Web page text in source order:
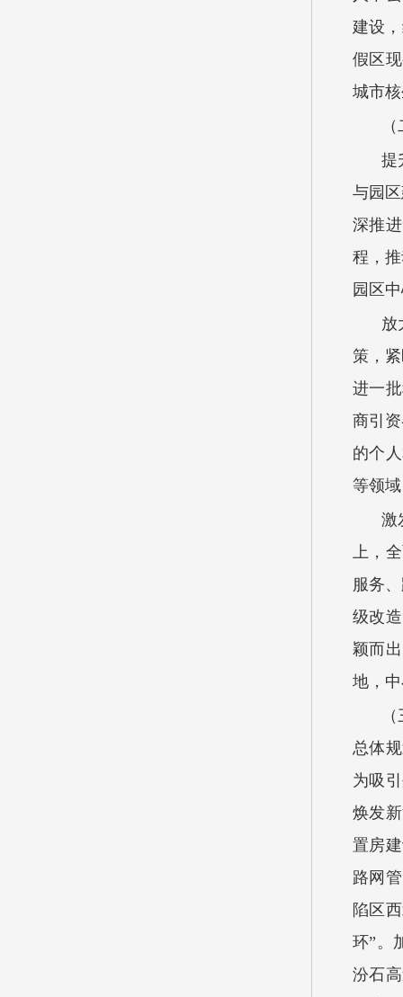
建设
假区
城市
提
与园
深推
程，
园区
放
策，
进一
商引
的个
等领
激
上，
服务
级改
颖而
地，
总体
为吸
焕发
置房
路网
陷区
环”。
汾石